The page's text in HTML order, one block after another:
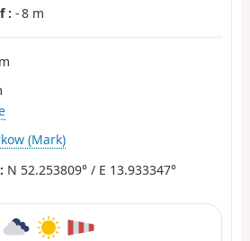
: - 8 m
(Mark)
N 52.253809° / E 13.933347°